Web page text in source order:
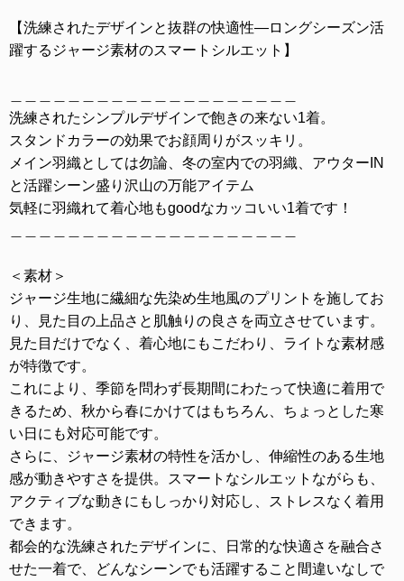
【洗練されたデザインと抜群の快適性—ロングシーズン活
躍するジャージ素材のスマートシルエット】
洗練されたシンプルデザインで飽きの来ない1着。
スタンドカラーの効果でお顔周りがスッキリ。
メイン羽織としては勿論、冬の室内での羽織、アウターIN
と活躍シーン盛り沢山の万能アイテム
気軽に羽織れて着心地もgoodなカッコいい1着です！
＜素材＞
ジャージ生地に繊細な先染め生地風のプリントを施してお
り、見た目の上品さと肌触りの良さを両立させています。
見た目だけでなく、着心地にもこだわり、ライトな素材感
が特徴です。
これにより、季節を問わず長期間にわたって快適に着用で
きるため、秋から春にかけてはもちろん、ちょっとした寒
い日にも対応可能です。
さらに、ジャージ素材の特性を活かし、伸縮性のある生地
感が動きやすさを提供。スマートなシルエットながらも、
アクティブな動きにもしっかり対応し、ストレスなく着用
できます。
都会的な洗練されたデザインに、日常的な快適さを融合さ
せた一着で、どんなシーンでも活躍すること間違いなしで